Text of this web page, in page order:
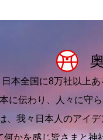
日本全国に8万社以上あ
に伝わり、人々に守
我々日本人のアイ
何かを感じ皆さまと神